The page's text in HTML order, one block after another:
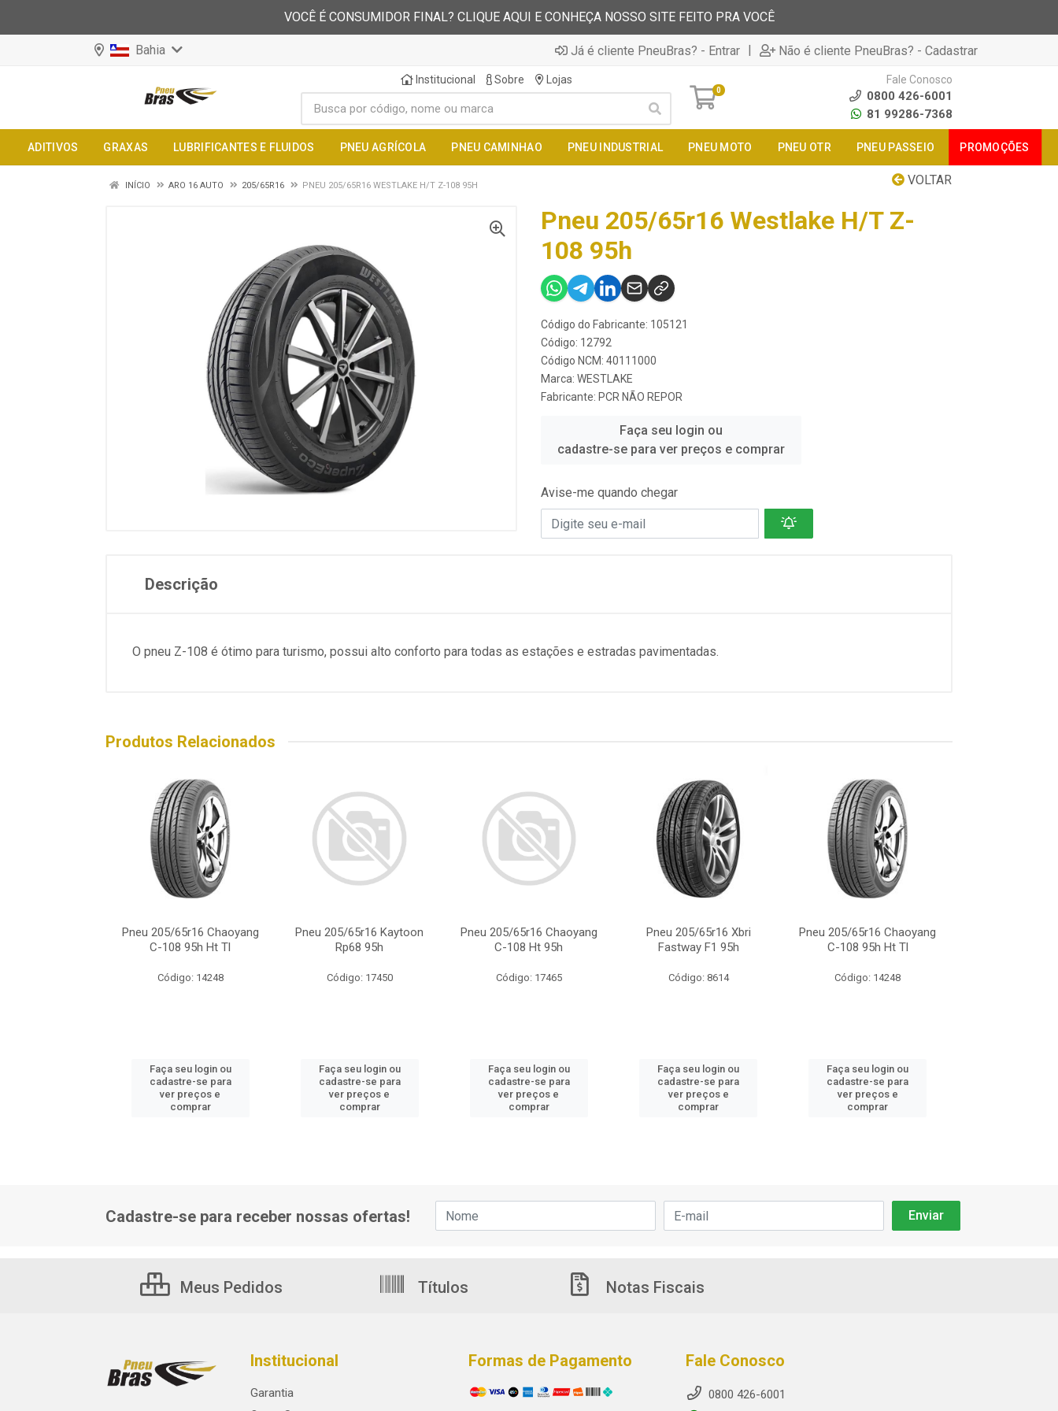
VOCÊ É CONSUMIDOR FINAL? CLIQUE AQUI E CONHEÇA NOSSO SITE FEITO PRA VOCÊ
Bahia Já é cliente PneuBras? - Entrar | Não é cliente PneuBras? - Cadastrar
Institucional Sobre Lojas
0
Fale Conosco
0800 426-6001
81 99286-7368
ADITIVOS GRAXAS LUBRIFICANTES E FLUIDOS PNEU AGRÍCOLA PNEU CAMINHAO PNEU INDUSTRIAL PNEU MOTO PNEU OTR PNEU PASSEIO PROMOÇÕES
VOLTAR
INÍCIO ARO 16 AUTO 205/65R16 PNEU 205/65R16 WESTLAKE H/T Z-108 95H
Pneu 205/65r16 Westlake H/T Z-
108 95h
Código do Fabricante: 105121
Código: 12792
Código NCM: 40111000
Marca: WESTLAKE
Fabricante: PCR NÃO REPOR
Faça seu login ou
cadastre-se para ver preços e comprar
Avise-me quando chegar
Descrição
O pneu Z-108 é ótimo para turismo, possui alto conforto para todas as estações e estradas pavimentadas.
Produtos Relacionados
Pneu 205/65r16 Chaoyang
C-108 95h Ht Tl
Código: 14248
Faça seu login ou
cadastre-se para
ver preços e
comprar
Pneu 205/65r16 Kaytoon
Rp68 95h
Código: 17450
Faça seu login ou
cadastre-se para
ver preços e
comprar
Pneu 205/65r16 Chaoyang
C-108 Ht 95h
Código: 17465
Faça seu login ou
cadastre-se para
ver preços e
comprar
Pneu 205/65r16 Xbri
Fastway F1 95h
Código: 8614
Faça seu login ou
cadastre-se para
ver preços e
comprar
Pneu 205/65r16 Chaoyang
C-108 95h Ht Tl
Código: 14248
Faça seu login ou
cadastre-se para
ver preços e
comprar
Cadastre-se para receber nossas ofertas!
Meus Pedidos Títulos Notas Fiscais
Institucional
Garantia
Formas de Pagamento Fale Conosco
0800 426-6001